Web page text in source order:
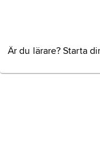
Är du lärare? Starta